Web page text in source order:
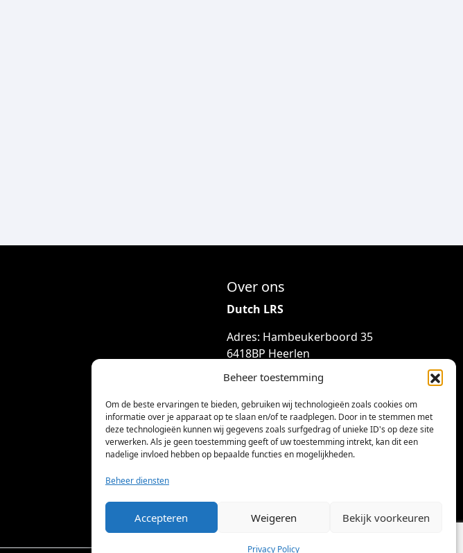
Beheer toestemming
Om de beste ervaringen te bieden, gebruiken wij technologieën zoals cookies om
informatie over je apparaat op te slaan en/of te raadplegen. Door in te stemmen met
deze technologieën kunnen wij gegevens zoals surfgedrag of unieke ID's op deze site
verwerken. Als je geen toestemming geeft of uw toestemming intrekt, kan dit een
nadelige invloed hebben op bepaalde functies en mogelijkheden.
Beheer diensten
Accepteren Weigeren Bekijk voorkeuren
Privacy Policy
Over ons
Dutch LRS
Adres: Hambeukerboord 35
6418BP Heerlen
(geen bezoekadres)
info@dutchlrs.nl
+31 45 2123953
KvK-nummer: 96002824
Btw-id: NL867424114B01